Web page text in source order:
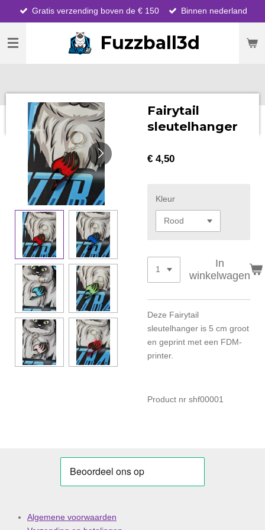
direct
naar
hoofdinhoud
Fuzzball3d
Gratis verzending boven de € 150 Binnen nederland
Fairytail
sleutelhanger
€ 4,50
Kleur
In
winkelwagen
Deze Fairytail
sleutelhanger is 5 cm groot
en geprint met een FDM-
printer.
Product nr shf00001
Algemene voorwaarden